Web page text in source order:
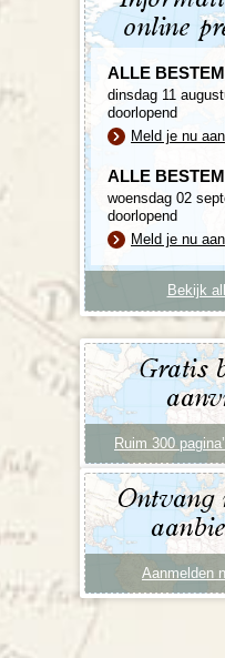
online
ALLE
dinsdag 11
doorlopend
Meld je nu aan
ALLE
woensdag 02
doorlopend
Meld je nu aan
Bekijk
Gratis
Ruim 300
Ontvang
Aanmelden